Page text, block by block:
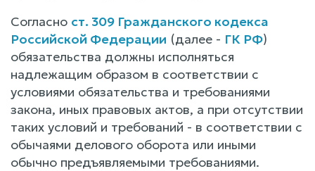
Согласно ст. 309 Гражданского кодекса
Российской Федерации (далее - ГК РФ)
обязательства должны исполняться
надлежащим образом в соответствии с
условиями обязательства и требованиями
закона, иных правовых актов, а при отсутствии
таких условий и требований - в соответствии с
обычаями делового оборота или иными
обычно предъявляемыми требованиями.